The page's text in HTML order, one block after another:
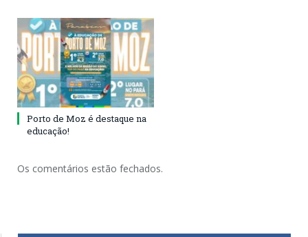
Porto de Moz é destaque na
educação!
Os comentários estão fechados.